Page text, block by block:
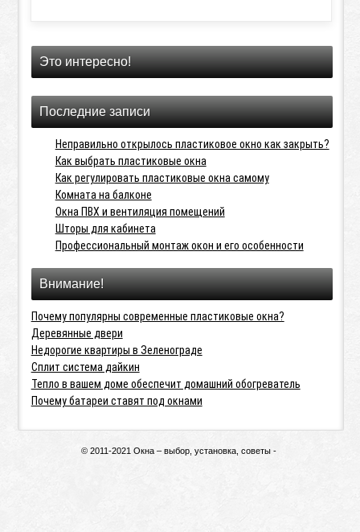
Это интересно!
Последние записи
Неправильно открылось пластиковое окно как закрыть?
Как выбрать пластиковые окна
Как регулировать пластиковые окна самому
Комната на балконе
Окна ПВХ и вентиляция помещений
Шторы для кабинета
Профессиональный монтаж окон и его особенности
Внимание!
Почему популярны современные пластиковые окна?
Деревянные двери
Недорогие квартиры в Зеленограде
Сплит система дайкин
Тепло в вашем доме обеспечит домашний обогреватель
Почему батареи ставят под окнами
© 2011-2021 Окна – выбор, установка, советы -